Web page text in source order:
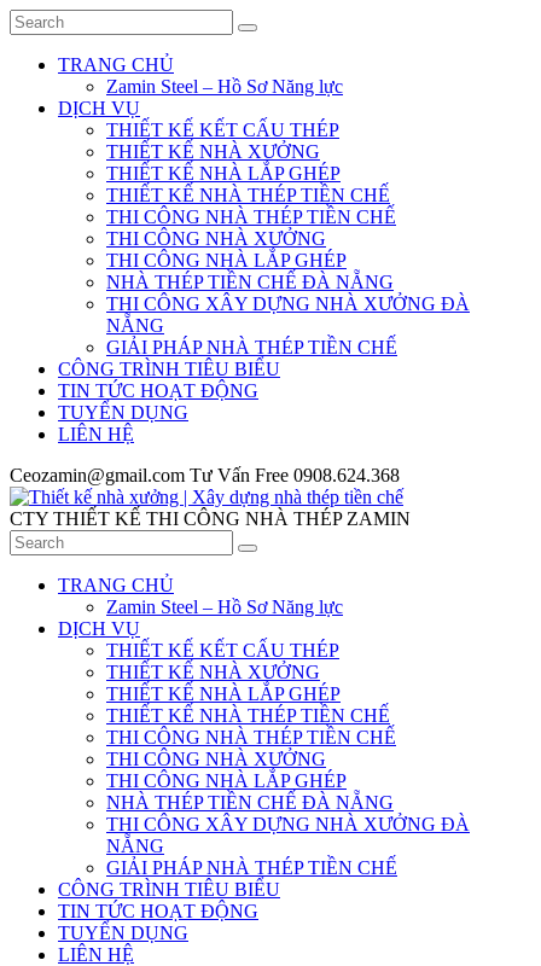
TRANG CHỦ
Zamin Steel – Hồ Sơ Năng lực
DỊCH VỤ
THIẾT KẾ KẾT CẤU THÉP
THIẾT KẾ NHÀ XƯỞNG
THIẾT KẾ NHÀ LẮP GHÉP
THIẾT KẾ NHÀ THÉP TIỀN CHẾ
THI CÔNG NHÀ THÉP TIỀN CHẾ
THI CÔNG NHÀ XƯỞNG
THI CÔNG NHÀ LẮP GHÉP
NHÀ THÉP TIỀN CHẾ ĐÀ NẴNG
THI CÔNG XÂY DỰNG NHÀ XƯỞNG ĐÀ
NẴNG
GIẢI PHÁP NHÀ THÉP TIỀN CHẾ
CÔNG TRÌNH TIÊU BIỂU
TIN TỨC HOẠT ĐỘNG
TUYỂN DỤNG
LIÊN HỆ
Ceozamin@gmail.com Tư Vấn Free 0908.624.368
CTY THIẾT KẾ THI CÔNG NHÀ THÉP ZAMIN
TRANG CHỦ
Zamin Steel – Hồ Sơ Năng lực
DỊCH VỤ
THIẾT KẾ KẾT CẤU THÉP
THIẾT KẾ NHÀ XƯỞNG
THIẾT KẾ NHÀ LẮP GHÉP
THIẾT KẾ NHÀ THÉP TIỀN CHẾ
THI CÔNG NHÀ THÉP TIỀN CHẾ
THI CÔNG NHÀ XƯỞNG
THI CÔNG NHÀ LẮP GHÉP
NHÀ THÉP TIỀN CHẾ ĐÀ NẴNG
THI CÔNG XÂY DỰNG NHÀ XƯỞNG ĐÀ
NẴNG
GIẢI PHÁP NHÀ THÉP TIỀN CHẾ
CÔNG TRÌNH TIÊU BIỂU
TIN TỨC HOẠT ĐỘNG
TUYỂN DỤNG
LIÊN HỆ